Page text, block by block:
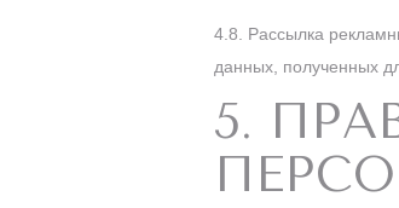
4.8.
Рассылка
данных, полученных
5.